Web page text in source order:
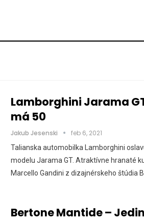
Lamborghini Jarama
má 50
Jakub Jesenski feb 6, 2021
Talianska automobilka Lamborghini
modelu Jarama GT. Atraktívne hranaté
Marcello Gandini z dizajnérskeho štúdia
Bertone Mantide –